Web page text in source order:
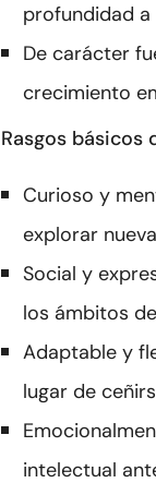
profundidad a
De carácter
crecimiento
Rasgos básicos
Curioso y
explorar
Social y
los ámbitos
Adaptable y
lugar de
intelectual